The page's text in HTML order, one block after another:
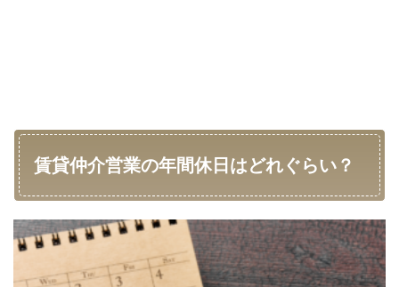
賃貸仲介営業の年間休日はどれぐらい？